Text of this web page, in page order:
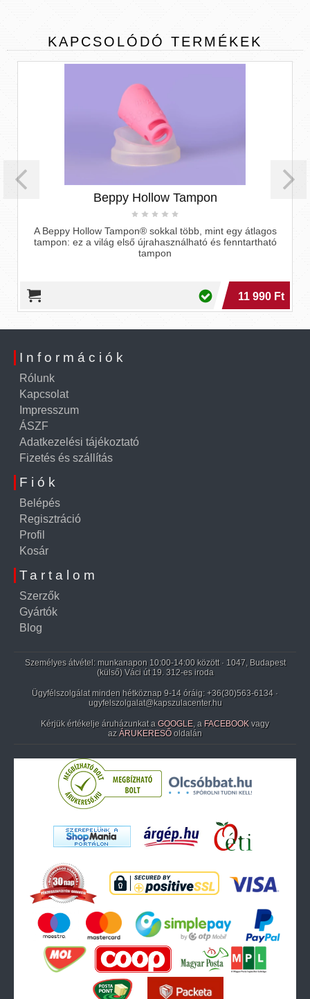
KAPCSOLÓDÓ TERMÉKEK
Beppy Hollow Tampon
A Beppy Hollow Tampon® sokkal több, mint egy átlagos
tampon: ez a világ első újrahasználható és fenntartható
tampon
11 990 Ft
Információk
Rólunk
Kapcsolat
Impresszum
ÁSZF
Adatkezelési tájékoztató
Fizetés és szállítás
Fiók
Belépés
Regisztráció
Profil
Kosár
Tartalom
Szerzők
Gyártók
Blog
Személyes átvétel: munkanapon 10:00-14:00 között · 1047, Budapest
(külső) Váci út 19. 312-es iroda
Ügyfélszolgálat minden hétköznap 9-14 óráig: +36(30)563-6134 ·
ugyfelszolgalat@kapszulacenter.hu
Kérjük értékelje áruházunkat a GOOGLE, a FACEBOOK vagy
az ÁRUKERESŐ oldalán